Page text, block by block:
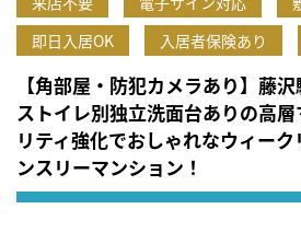
即日入居OK
入居者保険あり
【角部屋・防犯カメラあり】藤
ストイレ別独立洗面台ありの高
リティ強化でおしゃれなウィー
ンスリーマンション！